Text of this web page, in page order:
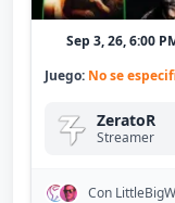
Sep 3, 26, 6:00
Juego: No se
ZeratoR
Streamer
Con